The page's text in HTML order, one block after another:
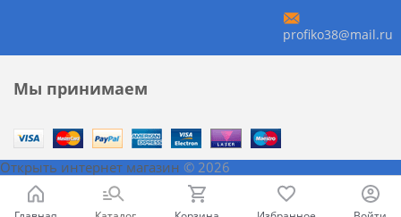
profiko38@mail.ru
Мы принимаем
Открыть интернет магазин © 2026